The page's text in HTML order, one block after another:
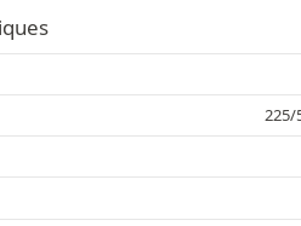
225/